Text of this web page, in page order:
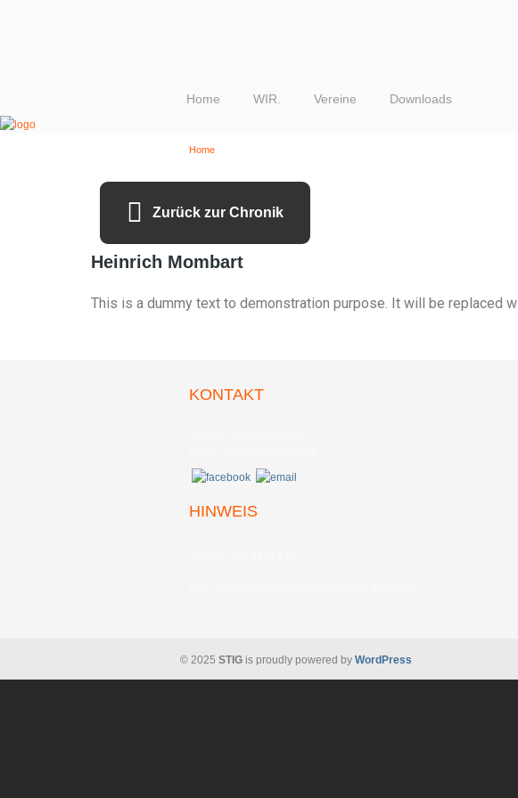
Home WIR. Vereine Downloads
Home
Zurück zur Chronik
Heinrich Mombart
This is a dummy text to demonstration purpose. It will be replaced
KONTAKT
HINWEIS
© 2025 STIG is proudly powered by WordPress